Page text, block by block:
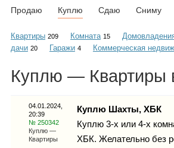
Объявления
Каталог
Продаю Куплю Сдаю Сниму
Квартиры 209 Комната 15
дачи 20 Гаражи 4 Коммерческая
Куплю — Квартиры
04.01.2024,
20:39
№ 250342
Куплю —
Квартиры
Куплю Шахты, ХБК
Куплю 3-х или 4-х
ХБК. Желательно без